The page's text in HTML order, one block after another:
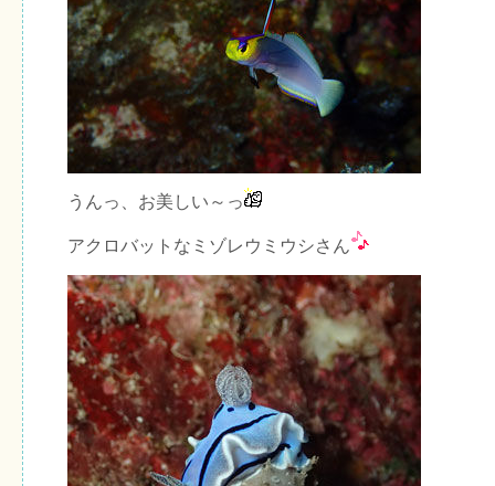
うんっ、お美しい～っ
アクロバットなミゾレウミウシさん